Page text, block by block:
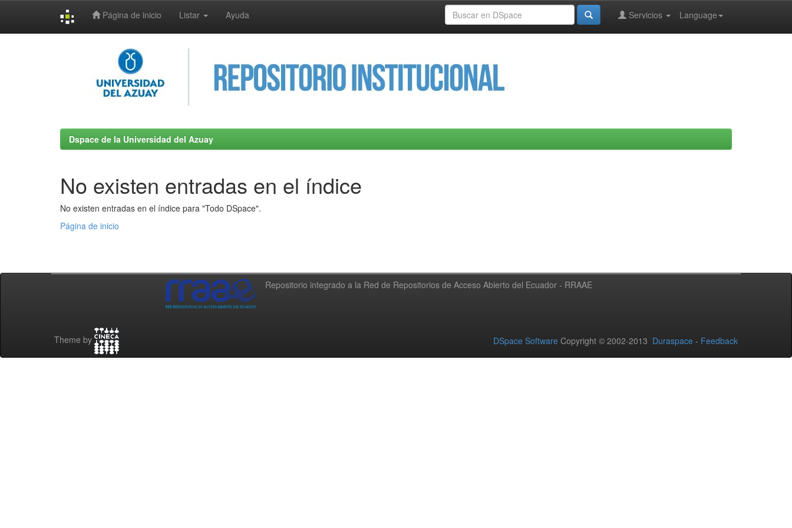
Página de inicio Listar Ayuda Language
Servicios
Dspace de la Universidad del Azuay
No existen entradas en el índice
No existen entradas en el índice para "Todo DSpace".
Página de inicio
Repositorio integrado a la Red de Repositorios de Acceso Abierto del Ecuador - RRAAE
Theme by DSpace Software Copyright © 2002-2013 Duraspace - Feedback